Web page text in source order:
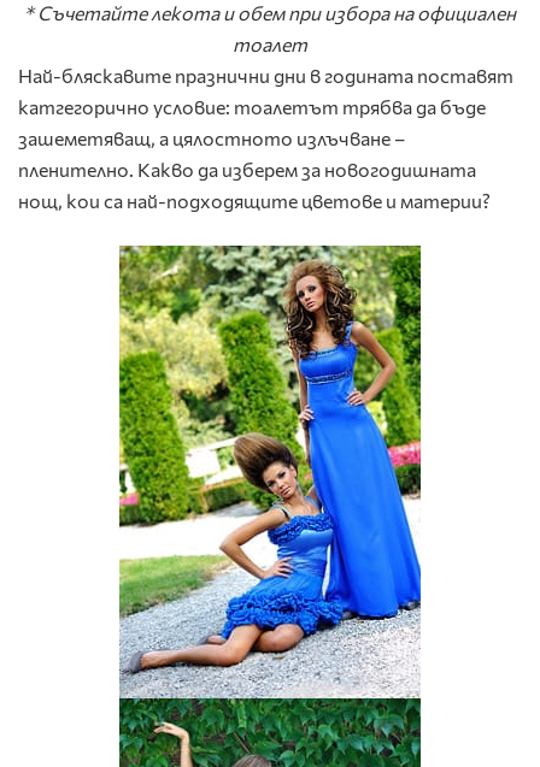
* Съчетайте лекота и обем при избора на официален
тоалет
Най-бляскавите празнични дни в годината поставят
катгегорично условие: тоалетът трябва да бъде
зашеметяващ, а цялостното излъчване –
пленително. Какво да изберем за новогодишната
нощ, кои са най-подходящите цветове и материи?